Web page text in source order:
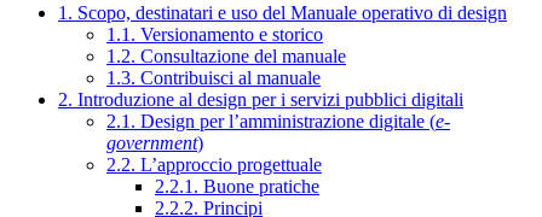
1. Scopo, destinatari e uso del Manuale operativo di design
1.1. Versionamento e storico
1.2. Consultazione del manuale
1.3. Contribuisci al manuale
2. Introduzione al design per i servizi pubblici digitali
2.1. Design per l’amministrazione digitale (e-
government)
2.2. L’approccio progettuale
2.2.1. Buone pratiche
2.2.2. Principi